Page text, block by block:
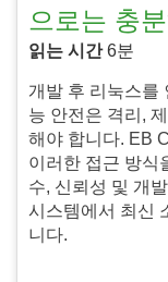
으로는 충
읽는 시간6분
개발 후 리눅스를
능 안전은 격리,
해야 합니다. EB
이러한 접근 방식
수, 신뢰성 및 개
시스템에서 최신
니다.